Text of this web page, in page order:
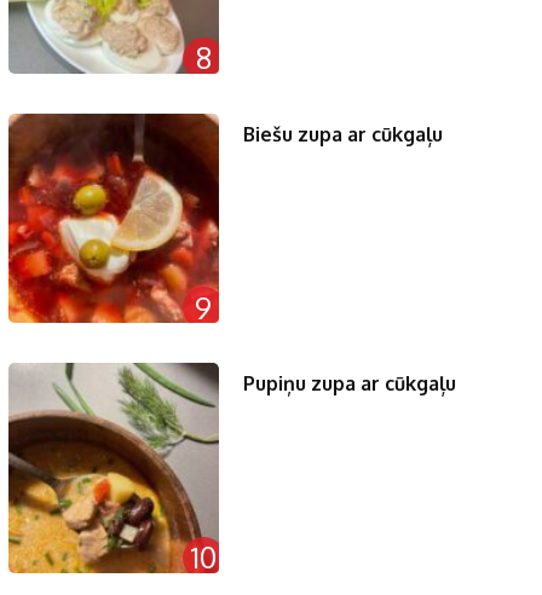
8
9
Biešu zupa ar cūkgaļu
10
Pupiņu zupa ar cūkgaļu